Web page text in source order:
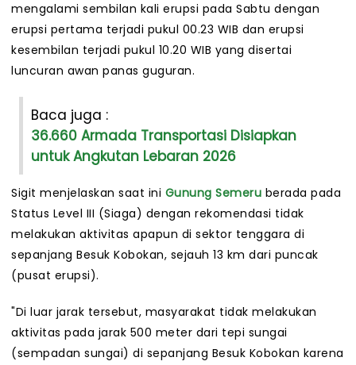
mengalami sembilan kali erupsi pada Sabtu dengan
erupsi pertama terjadi pukul 00.23 WIB dan erupsi
kesembilan terjadi pukul 10.20 WIB yang disertai
luncuran awan panas guguran.
Baca juga :
36.660 Armada Transportasi Disiapkan
untuk Angkutan Lebaran 2026
Sigit menjelaskan saat ini Gunung Semeru berada pada
Status Level III (Siaga) dengan rekomendasi tidak
melakukan aktivitas apapun di sektor tenggara di
sepanjang Besuk Kobokan, sejauh 13 km dari puncak
(pusat erupsi).
"Di luar jarak tersebut, masyarakat tidak melakukan
aktivitas pada jarak 500 meter dari tepi sungai
(sempadan sungai) di sepanjang Besuk Kobokan karena